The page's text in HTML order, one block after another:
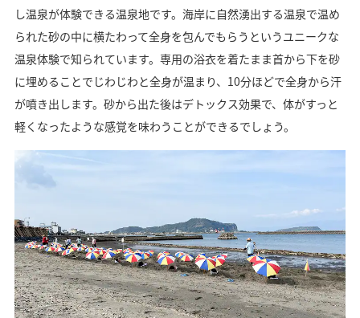
し温泉が体験できる温泉地です。海岸に自然湧出する温泉で温め
られた砂の中に横たわって全身を包んでもらうというユニークな
温泉体験で知られています。専用の浴衣を着たまま首から下を砂
に埋めることでじわじわと全身が温まり、10分ほどで全身から汗
が噴き出します。砂から出た後はデトックス効果で、体がすっと
軽くなったような感覚を味わうことができるでしょう。